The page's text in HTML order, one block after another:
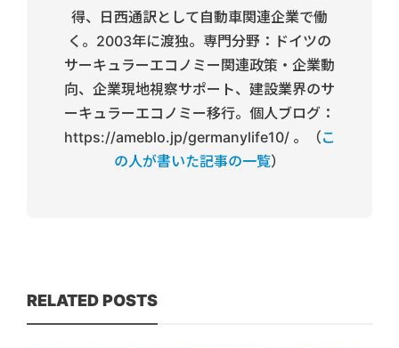
得、日西通訳として自動車関連企業で働
く。2003年に渡独。専門分野：ドイツの
サーキュラーエコノミー関連政策・企業動
向、企業現地視察サポート、建設業界のサ
ーキュラーエコノミー移行。個人ブログ：
https://ameblo.jp/germanylife10/ 。（こ
の人が書いた記事の一覧）
RELATED POSTS